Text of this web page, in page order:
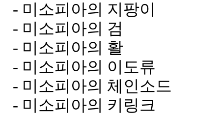
- 미소피아의 지팡이
- 미소피아의 검
- 미소피아의 활
- 미소피아의 이도류
- 미소피아의 체인소드
- 미소피아의 키링크